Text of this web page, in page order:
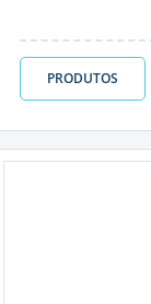
PRODUTOS